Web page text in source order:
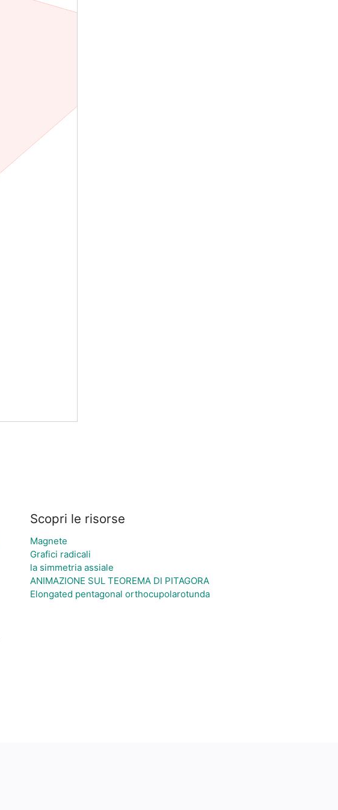
Scopri le risorse
Magnete
Grafici radicali
la simmetria assiale
ANIMAZIONE SUL TEOREMA DI PITAGORA
Elongated pentagonal orthocupolarotunda